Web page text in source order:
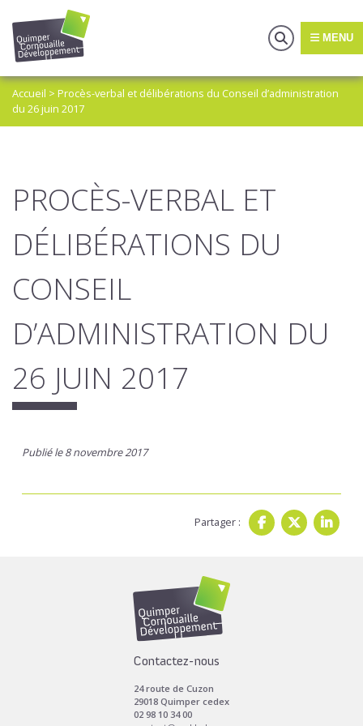
MENU
Accueil > Procès-verbal et délibérations du Conseil d’administration
du 26 juin 2017
PROCÈS-VERBAL ET
DÉLIBÉRATIONS DU
CONSEIL
D’ADMINISTRATION DU
26 JUIN 2017
Publié le 8 novembre 2017
Partager :
Contactez-nous
24 route de Cuzon
29018 Quimper cedex
02 98 10 34 00